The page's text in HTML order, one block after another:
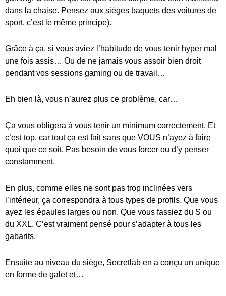
dans la chaise. Pensez aux sièges baquets des voitures de
sport, c’est le même principe).
Grâce à ça, si vous aviez l’habitude de vous tenir hyper mal
une fois assis… Ou de ne jamais vous assoir bien droit
pendant vos sessions gaming ou de travail…
Eh bien là, vous n’aurez plus ce problème, car…
Ça vous obligera à vous tenir un minimum correctement. Et
c’est top, car tout ça est fait sans que VOUS n’ayez à faire
quoi que ce soit. Pas besoin de vous forcer ou d’y penser
constamment.
En plus, comme elles ne sont pas trop inclinées vers
l’intérieur, ça correspondra à tous types de profils. Que vous
ayez les épaules larges ou non. Que vous fassiez du S ou
du XXL. C’est vraiment pensé pour s’adapter à tous les
gabarits.
Ensuite au niveau du siège, Secretlab en a conçu un unique
en forme de galet et…